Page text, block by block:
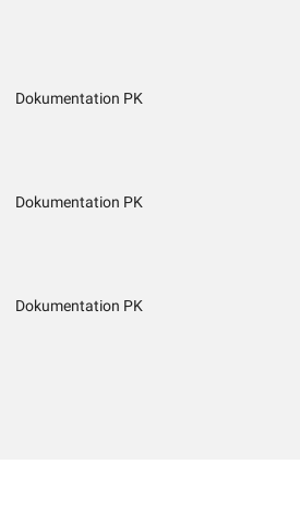
Dokumentation PK
Dokumentation PK
Dokumentation PK